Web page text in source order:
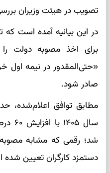
تصویب در هیئت وزیران
در این بیانیه آمده است
برای اخذ مصوبه دولت را
«حتی‌المقدور در نیمه اول
صادر شود.
مطابق توافق اعلام‌شده،
سال
شد؛ رقمی که مشابه
دستمزد کارگران تعیین